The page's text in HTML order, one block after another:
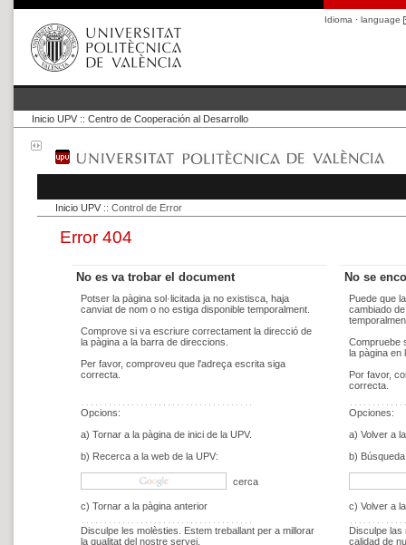
Idioma · language
Inicio UPV :: Centro de Cooperación al Desarrollo